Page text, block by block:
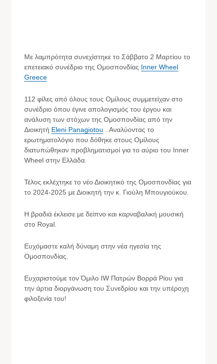
Με λαμπρότητα συνεχίστηκε το Σάββατο 2 Μαρτίου το
επετειακό συνέδριο της Ομοσπονδίας Inner Wheel
Greece
112 φίλες από όλους τους Ομίλους συμμετείχαν στο
συνέδριο όπου έγινε απολογισμός του έργου και
ανάλυση των στόχων της Ομοσπονδίας από την
Διοικητή Eleni Panagiotou . Αναλύοντας το
ερωτηματολόγιο που δόθηκε στους Ομίλους
διατυπώθηκαν προβληματισμοί για το αύριο του Inner
Wheel στην Ελλάδα.
Τέλος εκλέχτηκε το νέο Διοικητικό της Ομοσπονδίας για
το 2024-2025 με Διοικητή την κ. Γιούλη Μπουγιούκου.
Η βραδιά έκλεισε με δείπνο και καρναβαλική μουσική
στο Royal.
Ευχόμαστε καλή δύναμη στην νέα ηγεσία της
Ομοσπονδίας.
Ευχαριστούμε τον Όμιλο IW Πατρών Βορρά Ρίου για
την άρτια διοργάνωση του Συνεδρίου και την υπέροχη
φιλοξενία του!